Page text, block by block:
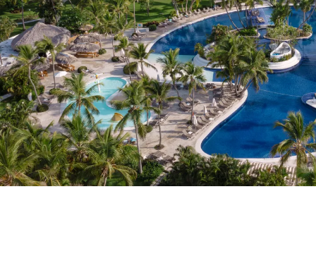
Een account
Geniet van de voordelen om deel uit te
Gegarandeerd de beste prijs
Gratis annuleren
Verdien geld met je boekingen